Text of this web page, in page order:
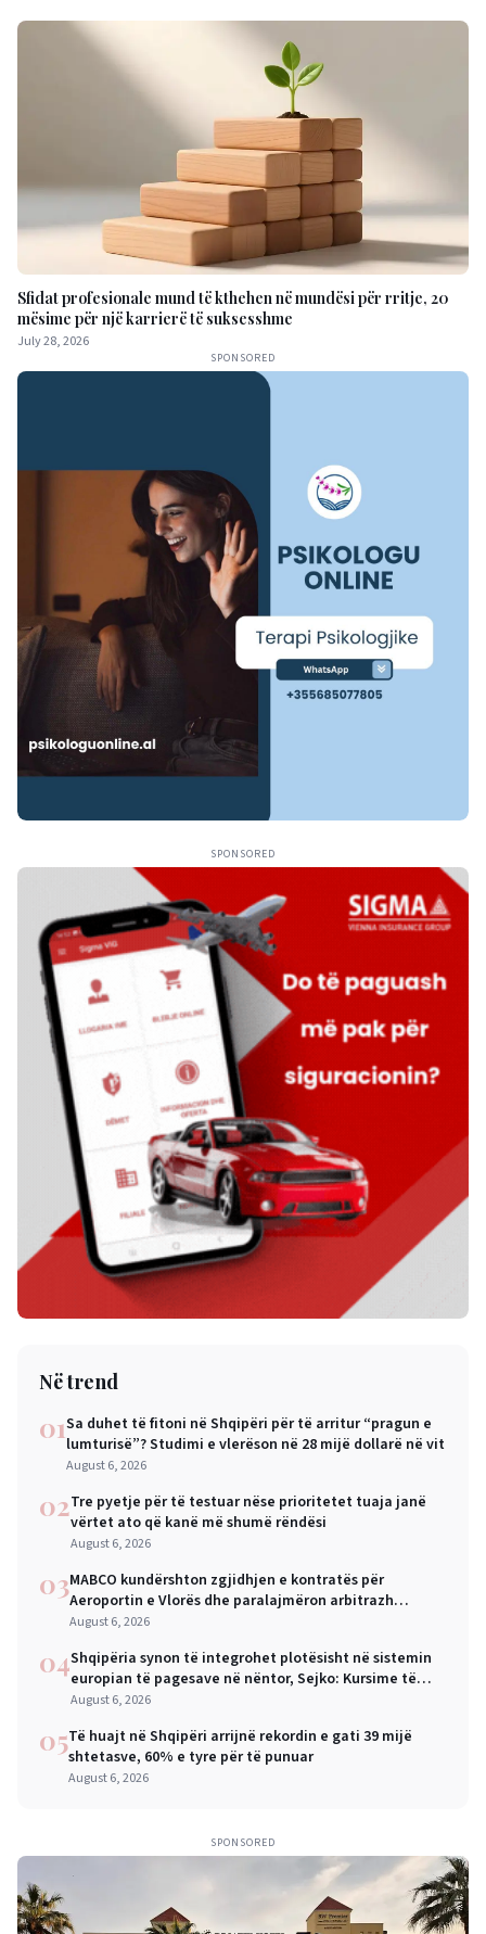
Sfidat profesionale mund të kthehen në mundësi për rritje, 20
mësime për një karrierë të suksesshme
July 28, 2026
SPONSORED
SPONSORED
Në trend
01Sa duhet të fitoni në Shqipëri për të arritur “pragun e
lumturisë”? Studimi e vlerëson në 28 mijë dollarë në vit
August 6, 2026
02Tre pyetje për të testuar nëse prioritetet tuaja janë
vërtet ato që kanë më shumë rëndësi
August 6, 2026
03MABCO kundërshton zgjidhjen e kontratës për
Aeroportin e Vlorës dhe paralajmëron arbitrazh
ndërkombëtar
August 6, 2026
04Shqipëria synon të integrohet plotësisht në sistemin
europian të pagesave në nëntor, Sejko: Kursime të
mëdha për qytetarët dhe bizneset
August 6, 2026
05Të huajt në Shqipëri arrijnë rekordin e gati 39 mijë
shtetasve, 60% e tyre për të punuar
August 6, 2026
SPONSORED